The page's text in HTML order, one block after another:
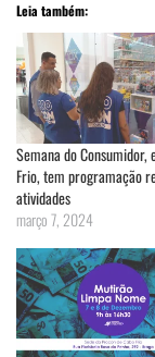
Leia também:
Semana do Consumidor,
Frio, tem programação
atividades
março 7, 2024